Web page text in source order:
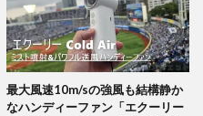
最大風速10m/sの強風も結構静か
なハンディーファン「エクーリー